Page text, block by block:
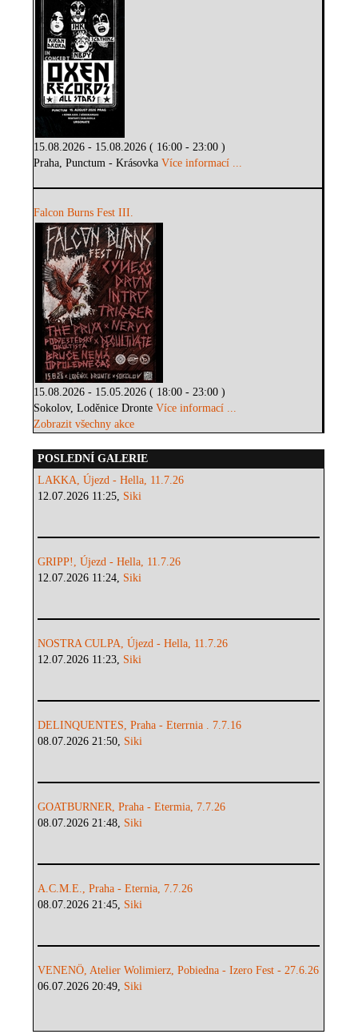
15.08.2026 - 15.08.2026 ( 16:00 - 23:00 )
Praha, Punctum - KrásovkaVíce informací ...
Falcon Burns Fest III.
15.08.2026 - 15.05.2026 ( 18:00 - 23:00 )
Sokolov, Loděnice DronteVíce informací ...
Zobrazit všechny akce
POSLEDNÍ GALERIE
LAKKA, Újezd - Hella, 11.7.26
12.07.2026 11:25, Siki
GRIPP!, Újezd - Hella, 11.7.26
12.07.2026 11:24, Siki
NOSTRA CULPA, Újezd - Hella, 11.7.26
12.07.2026 11:23, Siki
DELINQUENTES, Praha - Eterrnia . 7.7.16
08.07.2026 21:50, Siki
GOATBURNER, Praha - Etermia, 7.7.26
08.07.2026 21:48, Siki
A.C.M.E., Praha - Eternia, 7.7.26
08.07.2026 21:45, Siki
VENENÖ, Atelier Wolimierz, Pobiedna - Izero Fest - 27.6.26
06.07.2026 20:49, Siki